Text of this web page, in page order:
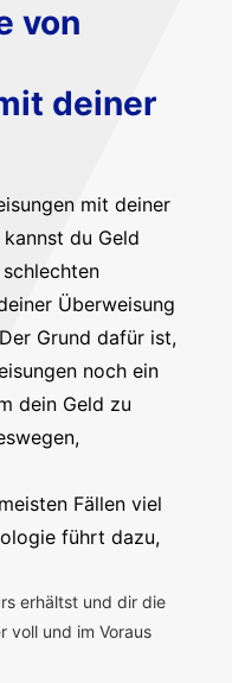
von
deiner
mit deiner
du Geld
Überweisung
Grund dafür ist,
noch ein
dein Geld zu
Fällen viel
führt dazu,
erhältst und dir die
voll und im Voraus